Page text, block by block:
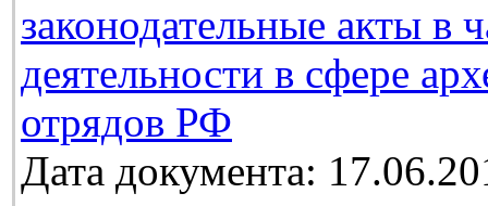
законодательные акты в
деятельности в сфере
отрядов РФ
Дата документа: